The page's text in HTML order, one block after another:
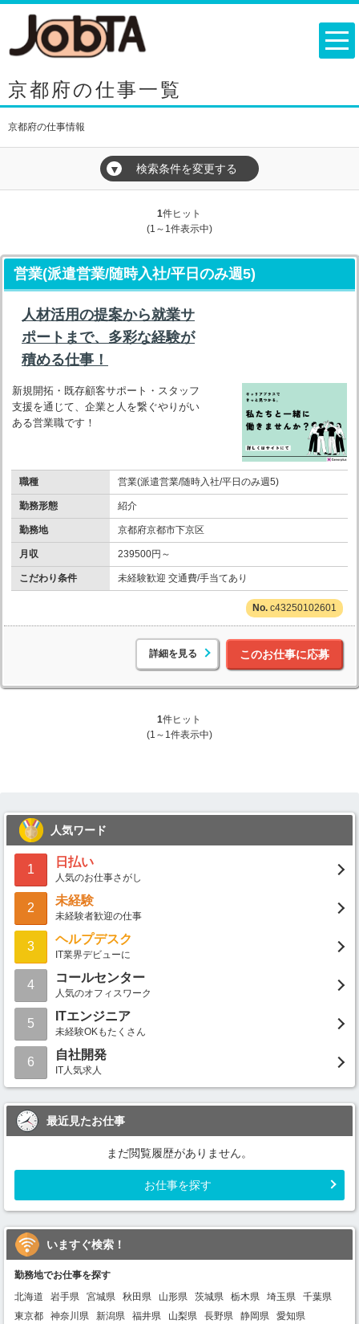
京都府の仕事一覧
京都府の仕事情報
▼ 検索条件を変更する
1件ヒット
(1～1件表示中)
営業(派遣営業/随時入社/平日のみ週5)
人材活用の提案から就業サ
ポートまで、多彩な経験が
積める仕事！
新規開拓・既存顧客サポート・スタッフ
支援を通じて、企業と人を繋ぐやりがい
ある営業職です！
職種 営業(派遣営業/随時入社/平日のみ週5)
勤務形態 紹介
勤務地 京都府京都市下京区
月収 239500円～
こだわり条件 未経験歓迎 交通費/手当てあり
c43250102601
詳細を見る このお仕事に応募
1件ヒット
(1～1件表示中)
人気ワード
1
日払い
人気のお仕事さがし
2
未経験
未経験者歓迎の仕事
3
ヘルプデスク
IT業界デビューに
4
コールセンター
人気のオフィスワーク
5
ITエンジニア
未経験OKもたくさん
6
自社開発
IT人気求人
最近見たお仕事
まだ閲覧履歴がありません。
お仕事を探す
いますぐ検索！
勤務地でお仕事を探す
北海道
岩手県 宮城県 秋田県 山形県 茨城県 栃木県 埼玉県
千葉県
東京都
神奈川県 新潟県 福井県 山梨県 長野県 静岡県
愛知県